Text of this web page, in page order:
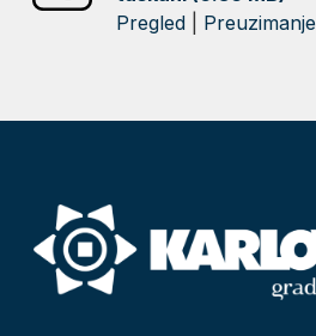
Pregled
Preuzimanje